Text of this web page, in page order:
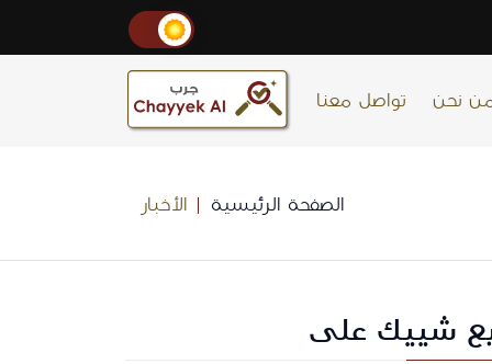
نحن تواصل معنا
الصفحة الرئيسية الأخبار
شييك على